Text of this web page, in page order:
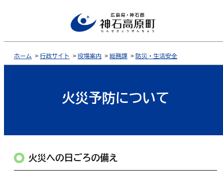
ホーム > 行政サイト > 役場案内 > 総務課 > 防災・生活安全
火災予防について
火災への日ごろの備え